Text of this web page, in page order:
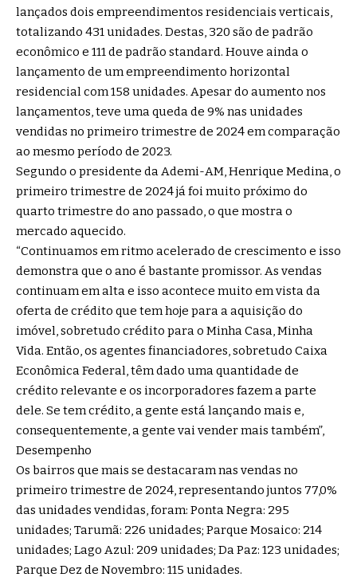
lançados dois empreendimentos residenciais verticais,
totalizando 431 unidades. Destas, 320 são de padrão
econômico e 111 de padrão standard. Houve ainda o
lançamento de um empreendimento horizontal
residencial com 158 unidades. Apesar do aumento nos
lançamentos, teve uma queda de 9% nas unidades
vendidas no primeiro trimestre de 2024 em comparação
ao mesmo período de 2023.
Segundo o presidente da Ademi-AM, Henrique Medina, o
primeiro trimestre de 2024 já foi muito próximo do
quarto trimestre do ano passado, o que mostra o
mercado aquecido.
“Continuamos em ritmo acelerado de crescimento e isso
demonstra que o ano é bastante promissor. As vendas
continuam em alta e isso acontece muito em vista da
oferta de crédito que tem hoje para a aquisição do
imóvel, sobretudo crédito para o Minha Casa, Minha
Vida. Então, os agentes financiadores, sobretudo Caixa
Econômica Federal, têm dado uma quantidade de
crédito relevante e os incorporadores fazem a parte
dele. Se tem crédito, a gente está lançando mais e,
consequentemente, a gente vai vender mais também”,
Desempenho
Os bairros que mais se destacaram nas vendas no
primeiro trimestre de 2024, representando juntos 77,0%
das unidades vendidas, foram: Ponta Negra: 295
unidades; Tarumã: 226 unidades; Parque Mosaico: 214
unidades; Lago Azul: 209 unidades; Da Paz: 123 unidades;
Parque Dez de Novembro: 115 unidades.